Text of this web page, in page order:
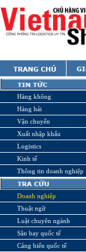
Hàng không
Hàng hải
Vận chuyển
Xuất nhập khẩu
Logistics
Kinh tế
Thông tin doanh nghiệp
Doanh nghiệp
Thuật ngữ
Luật chuyên ngành
Sân bay quốc tế
Cảng biển quốc tế